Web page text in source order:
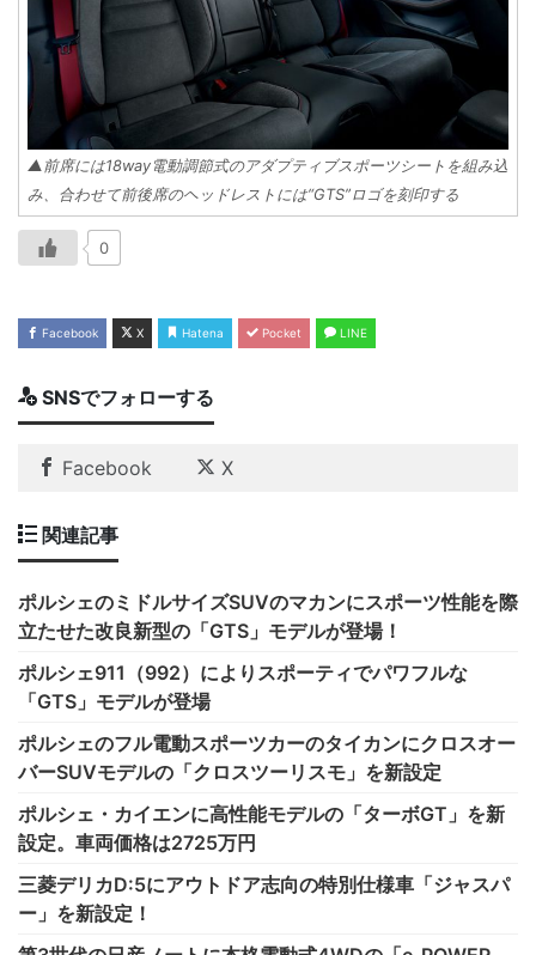
▲前席には18way電動調節式のアダプティブスポーツシートを組み込
み、合わせて前後席のヘッドレストには“GTS”ロゴを刻印する
0
Facebook X Hatena Pocket LINE
SNSでフォローする
Facebook X
関連記事
ポルシェのミドルサイズSUVのマカンにスポーツ性能を際
立たせた改良新型の「GTS」モデルが登場！
ポルシェ911（992）によりスポーティでパワフルな
「GTS」モデルが登場
ポルシェのフル電動スポーツカーのタイカンにクロスオー
バーSUVモデルの「クロスツーリスモ」を新設定
ポルシェ・カイエンに高性能モデルの「ターボGT」を新
設定。車両価格は2725万円
三菱デリカD:5にアウトドア志向の特別仕様車「ジャスパ
ー」を新設定！